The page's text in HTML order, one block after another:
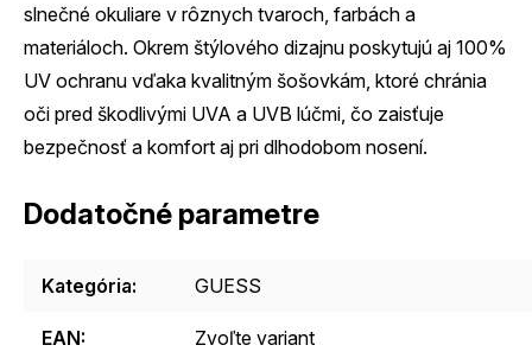
slnečné okuliare v rôznych tvaroch, farbách a
materiáloch. Okrem štýlového dizajnu poskytujú aj 100%
UV ochranu vďaka kvalitným šošovkám, ktoré chránia
oči pred škodlivými UVA a UVB lúčmi, čo zaisťuje
bezpečnosť a komfort aj pri dlhodobom nosení.
Dodatočné parametre
Kategória: GUESS
EAN: Zvoľte variant